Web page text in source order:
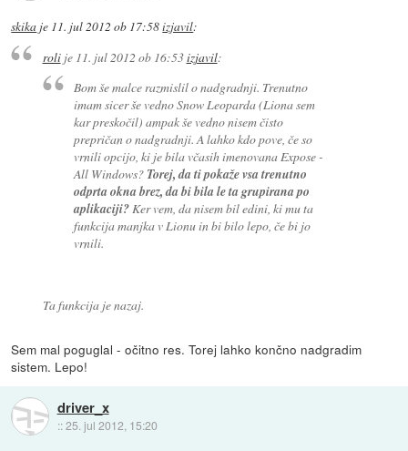
skika je 11. jul 2012 ob 17:58izjavil:
rolije 11. jul 2012 ob 16:53izjavil:
Bom še malce razmislil o nadgradnji. Trenutno
imam sicer še vedno Snow Leoparda (Liona sem
kar preskočil) ampak še vedno nisem čisto
prepričan o nadgradnji. A lahko kdo pove, če so
vrnili opcijo, ki je bila včasih imenovana Expose -
All Windows? Torej, da ti pokaže vsa trenutno
odprta okna brez, da bi bila le ta grupirana po
aplikaciji? Ker vem, da nisem bil edini, ki mu ta
funkcija manjka v Lionu in bi bilo lepo, če bi jo
vrnili.
Ta funkcija je nazaj.
Sem mal poguglal - očitno res. Torej lahko končno nadgradim
sistem. Lepo!
driver_x
::25. jul 2012, 15:20